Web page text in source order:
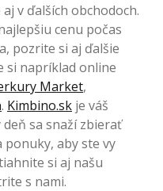
v ďalších obchodoch.
cenu počas
pozrite si aj ďalšie
si napríklad online
Market,
. Kimbino.sk je váš
sa snaží zbierať
ponuky, aby ste vy
si aj našu
s nami.